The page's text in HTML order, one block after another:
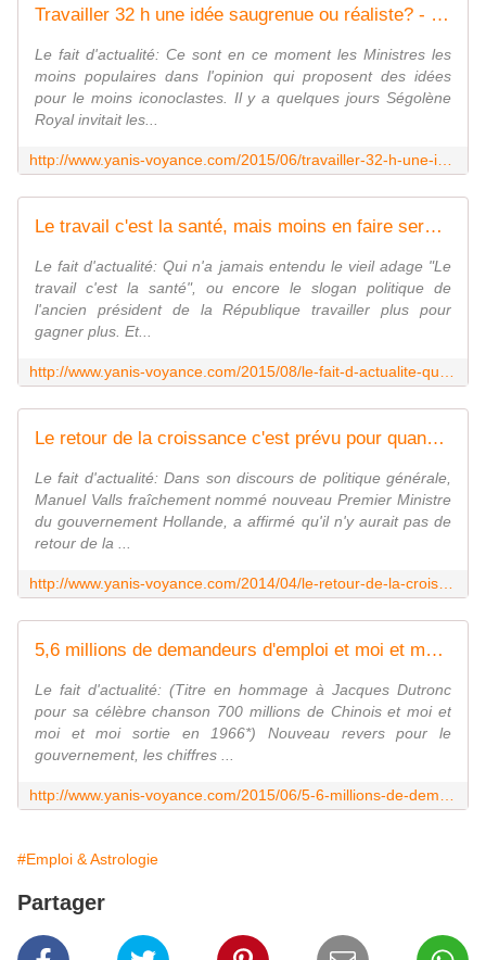
Travailler 32 h une idée saugrenue ou réaliste? - Yanis Voyance Astrologue
Le fait d'actualité: Ce sont en ce moment les Ministres les
moins populaires dans l'opinion qui proposent des idées
pour le moins iconoclastes. Il y a quelques jours Ségolène
Royal invitait les...
Le travail c'est la santé, mais moins en faire serait la conserver - Yanis Voyance Astrologue
Le fait d'actualité: Qui n'a jamais entendu le vieil adage "Le
travail c'est la santé", ou encore le slogan politique de
l'ancien président de la République travailler plus pour
gagner plus. Et...
Le retour de la croissance c'est prévu pour quand? - Yanis Voyance Astrologue
Le fait d'actualité: Dans son discours de politique générale,
Manuel Valls fraîchement nommé nouveau Premier Ministre
du gouvernement Hollande, a affirmé qu'il n'y aurait pas de
retour de la ...
5,6 millions de demandeurs d'emploi et moi et moi et toi* - Yanis Voyance Astrologue
Le fait d'actualité: (Titre en hommage à Jacques Dutronc
pour sa célèbre chanson 700 millions de Chinois et moi et
moi et moi sortie en 1966*) Nouveau revers pour le
gouvernement, les chiffres ...
#Emploi & Astrologie
Partager